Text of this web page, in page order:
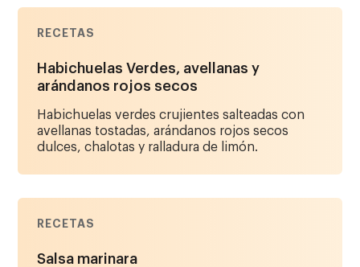
RECETAS
Habichuelas Verdes, avellanas y
arándanos rojos secos
Habichuelas verdes crujientes salteadas con
avellanas tostadas, arándanos rojos secos
dulces, chalotas y ralladura de limón.
RECETAS
Salsa marinara